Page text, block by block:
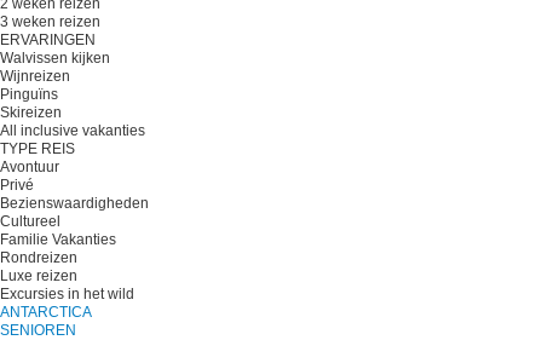
2 weken reizen
3 weken reizen
ERVARINGEN
Walvissen kijken
Wijnreizen
Pinguïns
Skireizen
All inclusive vakanties
TYPE REIS
Avontuur
Privé
Bezienswaardigheden
Cultureel
Familie Vakanties
Rondreizen
Luxe reizen
Excursies in het wild
ANTARCTICA
SENIOREN